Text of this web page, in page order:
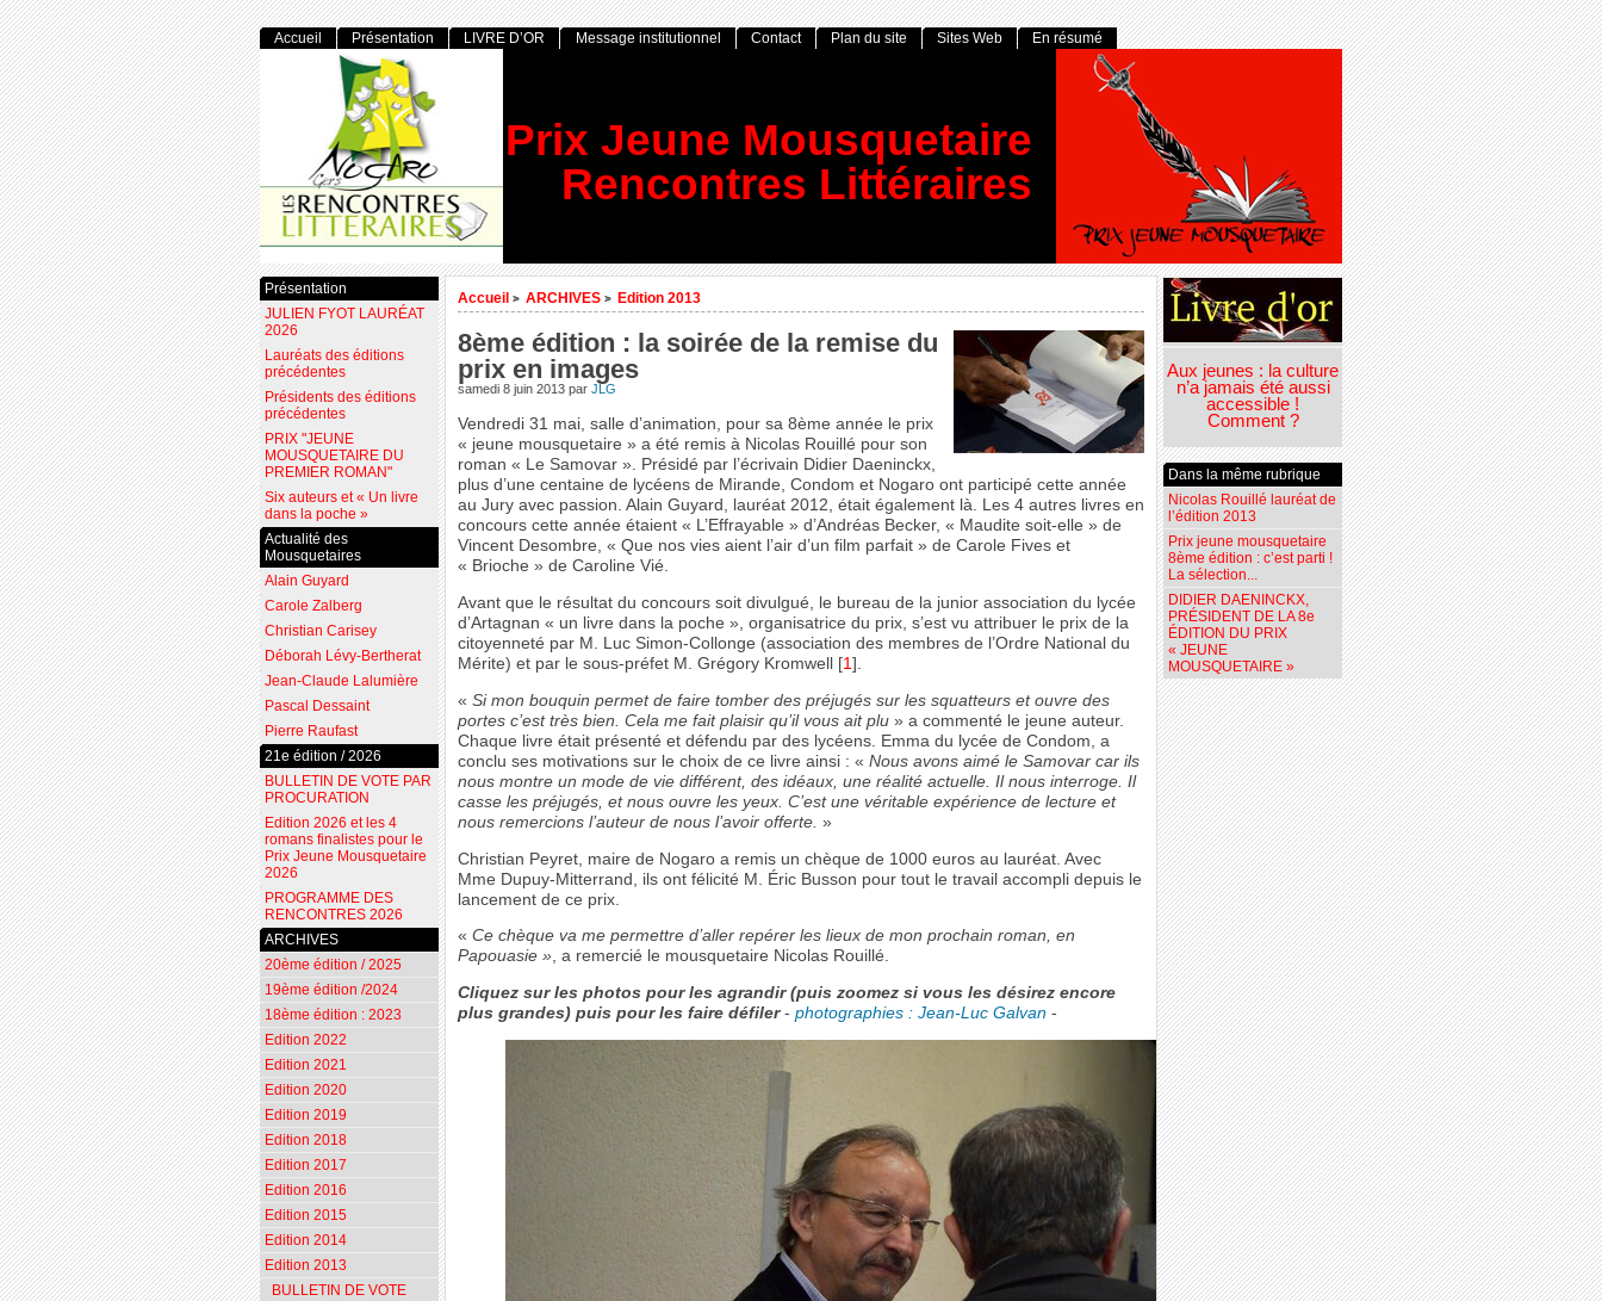
Prix Jeune Mousquetaire
Rencontres Littéraires
Accueil > ARCHIVES > Edition 2013
8ème édition : la soirée de la remise du
prix en images
samedi 8 juin 2013 par JLG
Vendredi 31 mai, salle d’animation, pour sa 8ème année le prix
« jeune mousquetaire » a été remis à Nicolas Rouillé pour son
roman « Le Samovar ». Présidé par l’écrivain Didier Daeninckx,
plus d’une centaine de lycéens de Mirande, Condom et Nogaro ont participé cette année
au Jury avec passion. Alain Guyard, lauréat 2012, était également là. Les 4 autres livres en
concours cette année étaient « L’Effrayable » d’Andréas Becker, « Maudite soit-elle » de
Vincent Desombre, « Que nos vies aient l’air d’un film parfait » de Carole Fives et
« Brioche » de Caroline Vié.
Avant que le résultat du concours soit divulgué, le bureau de la junior association du lycée
d’Artagnan « un livre dans la poche », organisatrice du prix, s’est vu attribuer le prix de la
citoyenneté par M. Luc Simon-Collonge (association des membres de l’Ordre National du
Mérite) et par le sous-préfet M. Grégory Kromwell
[1] .
« Si mon bouquin permet de faire tomber des préjugés sur les squatteurs et ouvre des
portes c’est très bien. Cela me fait plaisir qu’il vous ait plu» a commenté le jeune auteur.
Chaque livre était présenté et défendu par des lycéens. Emma du lycée de Condom, a
conclu ses motivations sur le choix de ce livre ainsi : « Nous avons aimé le Samovar car ils
nous montre un mode de vie différent, des idéaux, une réalité actuelle. Il nous interroge. Il
casse les préjugés, et nous ouvre les yeux. C’est une véritable expérience de lecture et
nous remercions l’auteur de nous l’avoir offerte. »
Christian Peyret, maire de Nogaro a remis un chèque de 1000 euros au lauréat. Avec
Mme Dupuy-Mitterrand, ils ont félicité M. Éric Busson pour tout le travail accompli depuis le
lancement de ce prix.
« Ce chèque va me permettre d’aller repérer les lieux de mon prochain roman, en
Papouasie », a remercié le mousquetaire Nicolas Rouillé.
Cliquez sur les photos pour les agrandir (puis zoomez si vous les désirez encore
plus grandes) puis pour les faire défiler - photographies : Jean-Luc Galvan-
Aux jeunes : la culture
n’a jamais été aussi
accessible !
Comment ?
Dans la même rubrique
Nicolas Rouillé lauréat de
l’édition 2013
Prix jeune mousquetaire
8ème édition : c’est parti !
La sélection...
DIDIER DAENINCKX,
PRÉSIDENT DE LA 8e
ÉDITION DU PRIX
« JEUNE
MOUSQUETAIRE »
Accueil Présentation LIVRE D’OR Message institutionnel Contact Plan du site Sites Web En résumé
Présentation
JULIEN FYOT LAURÉAT
2026
Lauréats des éditions
précédentes
Présidents des éditions
précédentes
PRIX "JEUNE
MOUSQUETAIRE DU
PREMIER ROMAN"
Six auteurs et « Un livre
dans la poche »
Actualité des
Mousquetaires
Alain Guyard
Carole Zalberg
Christian Carisey
Déborah Lévy-Bertherat
Jean-Claude Lalumière
Pascal Dessaint
Pierre Raufast
21e édition / 2026
BULLETIN DE VOTE PAR
PROCURATION
Edition 2026 et les 4
romans finalistes pour le
Prix Jeune Mousquetaire
2026
PROGRAMME DES
RENCONTRES 2026
ARCHIVES
20ème édition / 2025
19ème édition /2024
18ème édition : 2023
Edition 2022
Edition 2021
Edition 2020
Edition 2019
Edition 2018
Edition 2017
Edition 2016
Edition 2015
Edition 2014
Edition 2013
BULLETIN DE VOTE